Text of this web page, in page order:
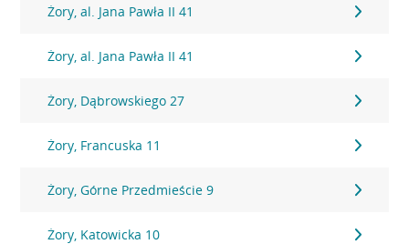
Żory, al. Jana Pawła II 41
Żory, al. Jana Pawła II 41
Żory, Dąbrowskiego 27
Żory, Francuska 11
Żory, Górne Przedmieście 9
Żory, Katowicka 10